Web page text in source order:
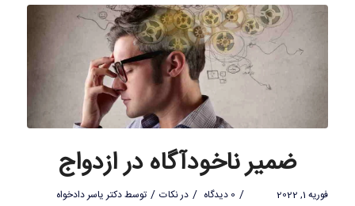
ضمیر ناخودآگاه در ازدواج
فوریه 1, 2022 / 0 دیدگاه / درنکات / توسطدکتر یاسر دادخواه